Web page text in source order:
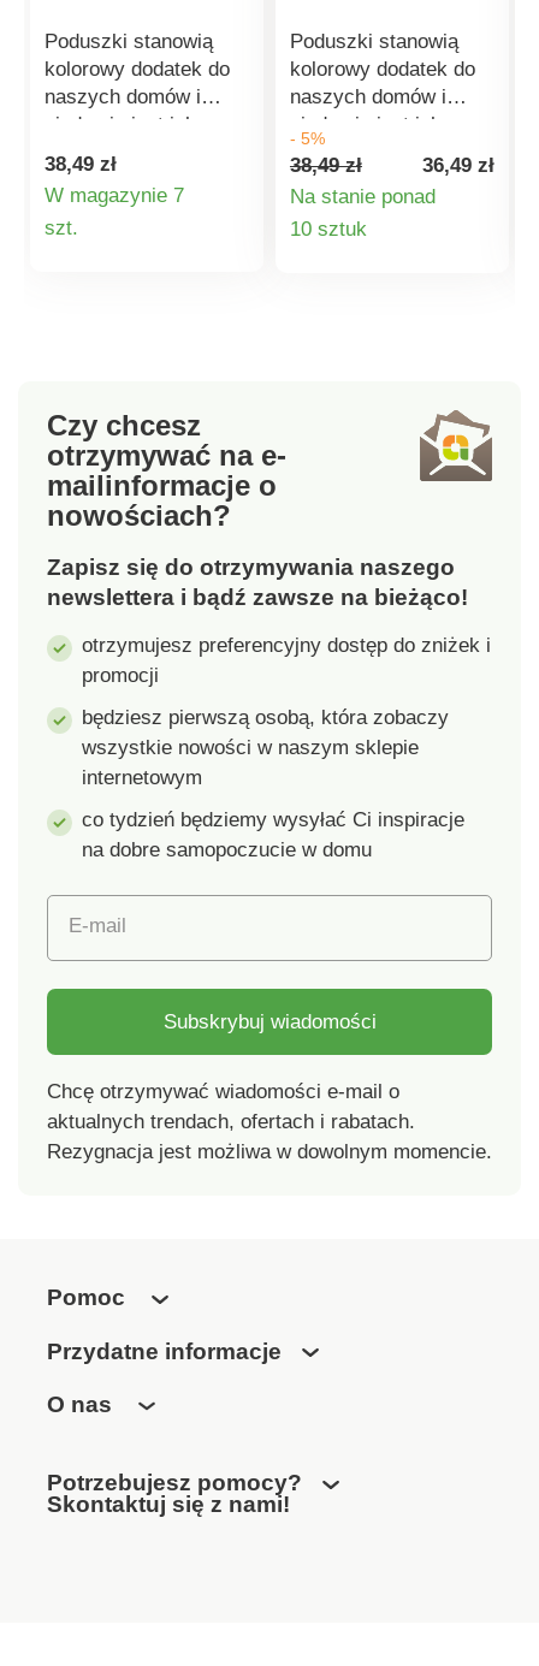
Poduszki stanowią
kolorowy dodatek do
naszych domów i
nigdy nie jest ich za
wiele. Są wspaniałe do
odpoczynku lub snu.
38,49 zł
W magazynie 7
szt.
Poduszki stanowią
kolorowy dodatek do
naszych domów i
nigdy nie jest ich za
wiele. Są wspaniałe do
odpoczynku lub snu.
- 5%
38,49 zł
36,49 zł
Na stanie ponad
10 sztuk
Czy chcesz
otrzymywać na e-
mailinformacje o
nowościach?
Zapisz się do otrzymywania naszego
newslettera i bądź zawsze na bieżąco!
otrzymujesz preferencyjny dostęp do zniżek i
promocji
będziesz pierwszą osobą, która zobaczy
wszystkie nowości w naszym sklepie
internetowym
co tydzień będziemy wysyłać Ci inspiracje
na dobre samopoczucie w domu
E-mail
Subskrybuj wiadomości
Chcę otrzymywać wiadomości e-mail o
aktualnych trendach, ofertach i rabatach.
Rezygnacja jest możliwa w dowolnym momencie.
Pomoc
Przydatne informacje
O nas
Potrzebujesz pomocy?
Skontaktuj się z nami!